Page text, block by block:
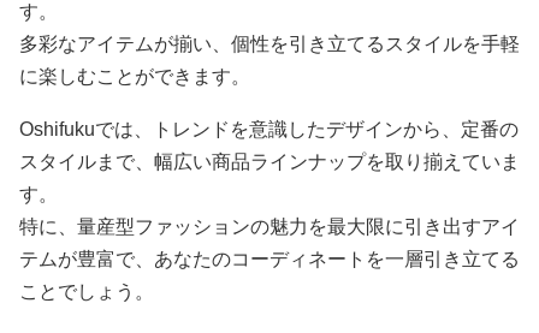
す。
多彩なアイテムが揃い、個性を引き立てるスタイルを手軽
に楽しむことができます。
Oshifukuでは、トレンドを意識したデザインから、定番の
スタイルまで、幅広い商品ラインナップを取り揃えていま
す。
特に、量産型ファッションの魅力を最大限に引き出すアイ
テムが豊富で、あなたのコーディネートを一層引き立てる
ことでしょう。